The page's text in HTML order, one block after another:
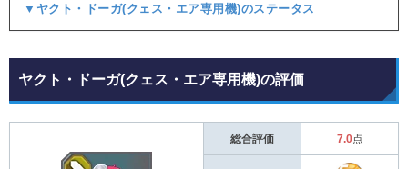
▼ヤクト・ドーガ(クェス・エア専用機)のステータス
ヤクト・ドーガ(クェス・エア専用機)の評価
総合評価 7.0点